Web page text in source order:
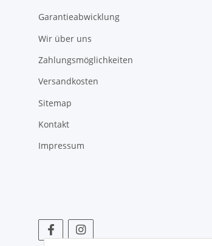
Garantieabwicklung
Wir über uns
Zahlungsmöglichkeiten
Versandkosten
Sitemap
Kontakt
Impressum